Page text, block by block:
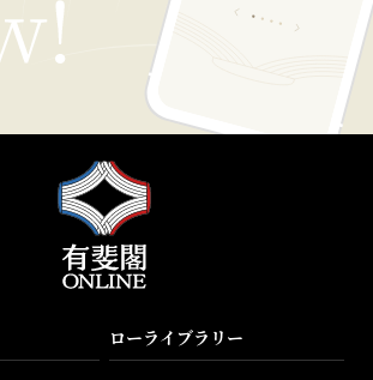
ローライブラリー